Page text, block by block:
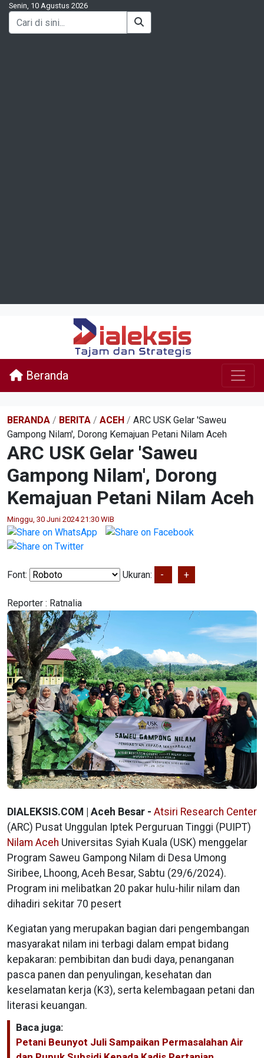
Senin, 10 Agustus 2026
Beranda
BERANDA / BERITA / ACEH / ARC USK Gelar 'Saweu
Gampong Nilam', Dorong Kemajuan Petani Nilam Aceh
ARC USK Gelar 'Saweu
Gampong Nilam', Dorong
Kemajuan Petani Nilam Aceh
Minggu, 30 Juni 2024 21:30 WIB
Font: Ukuran: - +
Reporter : Ratnalia
DIALEKSIS.COM | Aceh Besar - Atsiri Research Center
(ARC) Pusat Unggulan Iptek Perguruan Tinggi (PUIPT)
Nilam Aceh Universitas Syiah Kuala (USK) menggelar
Program Saweu Gampong Nilam di Desa Umong
Siribee, Lhoong, Aceh Besar, Sabtu (29/6/2024).
Program ini melibatkan 20 pakar hulu-hilir nilam dan
dihadiri sekitar 70 pesert
Kegiatan yang merupakan bagian dari pengembangan
masyarakat nilam ini terbagi dalam empat bidang
kepakaran: pembibitan dan budi daya, penanganan
pasca panen dan penyulingan, kesehatan dan
keselamatan kerja (K3), serta kelembagaan petani dan
literasi keuangan.
Baca juga:
Petani Beunyot Juli Sampaikan Permasalahan Air